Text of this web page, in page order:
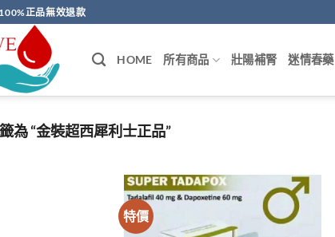
正品無效退款
HOME 所有商品 壯陽補腎 迷情春藥
為 “金裝超西犀利士正品”
特價